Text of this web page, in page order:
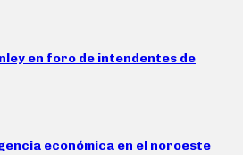
en foro de intendentes de
económica en el noroeste